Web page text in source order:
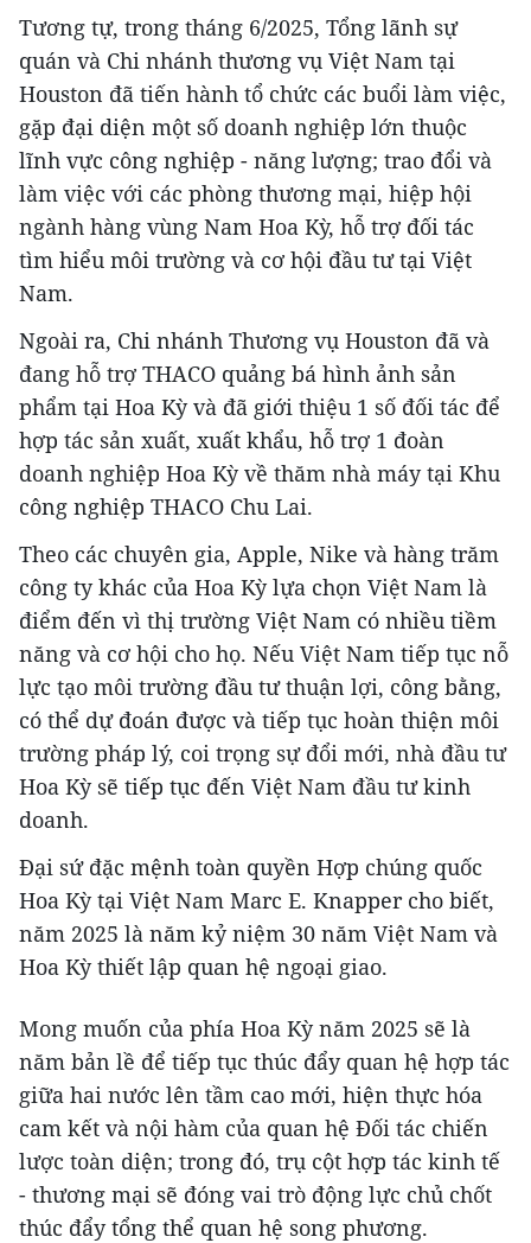
Tương tự, trong tháng 6/2025, Tổng lãnh sự
quán và Chi nhánh thương vụ Việt Nam tại
Houston đã tiến hành tổ chức các buổi làm việc,
gặp đại diện một số doanh nghiệp lớn thuộc
lĩnh vực công nghiệp - năng lượng; trao đổi và
làm việc với các phòng thương mại, hiệp hội
ngành hàng vùng Nam Hoa Kỳ, hỗ trợ đối tác
tìm hiểu môi trường và cơ hội đầu tư tại Việt
Nam.
Ngoài ra, Chi nhánh Thương vụ Houston đã và
đang hỗ trợ THACO quảng bá hình ảnh sản
phẩm tại Hoa Kỳ và đã giới thiệu 1 số đối tác để
hợp tác sản xuất, xuất khẩu, hỗ trợ 1 đoàn
doanh nghiệp Hoa Kỳ về thăm nhà máy tại Khu
công nghiệp THACO Chu Lai.
Theo các chuyên gia, Apple, Nike và hàng trăm
công ty khác của Hoa Kỳ lựa chọn Việt Nam là
điểm đến vì thị trường Việt Nam có nhiều tiềm
năng và cơ hội cho họ. Nếu Việt Nam tiếp tục nỗ
lực tạo môi trường đầu tư thuận lợi, công bằng,
có thể dự đoán được và tiếp tục hoàn thiện môi
trường pháp lý, coi trọng sự đổi mới, nhà đầu tư
Hoa Kỳ sẽ tiếp tục đến Việt Nam đầu tư kinh
doanh.
Đại sứ đặc mệnh toàn quyền Hợp chúng quốc
Hoa Kỳ tại Việt Nam Marc E. Knapper cho biết,
năm 2025 là năm kỷ niệm 30 năm Việt Nam và
Hoa Kỳ thiết lập quan hệ ngoại giao.
Mong muốn của phía Hoa Kỳ năm 2025 sẽ là
năm bản lề để tiếp tục thúc đẩy quan hệ hợp tác
giữa hai nước lên tầm cao mới, hiện thực hóa
cam kết và nội hàm của quan hệ Đối tác chiến
lược toàn diện; trong đó, trụ cột hợp tác kinh tế
- thương mại sẽ đóng vai trò động lực chủ chốt
thúc đẩy tổng thể quan hệ song phương.